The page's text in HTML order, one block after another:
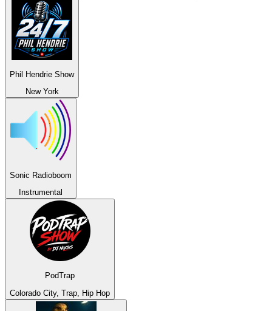
Phil Hendrie Show
New York
Sonic Radioboom
Instrumental
PodTrap
Colorado City, Trap, Hip Hop